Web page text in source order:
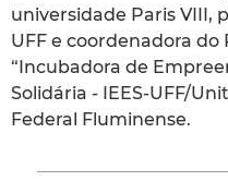
universidade Paris VIII,
UFF e coordenadora
“Incubadora de
Solidária - IEES-UFF/
Federal Fluminense.